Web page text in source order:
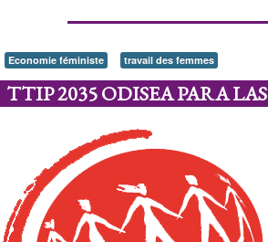
Economie féministe travail des femmes
TTIP 2035 ODISEA PARA